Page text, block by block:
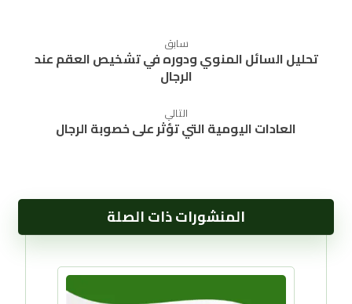
سابق
تحليل السائل المنوي ودوره في تشخيص العقم عند
الرجال
التالي
العادات اليومية التي تؤثر على خصوبة الرجال
المنشورات ذات الصلة